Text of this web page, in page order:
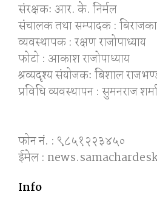
संरक्षकः आर. के. निर्मल
संचालक तथा सम्पादक :
व्यवस्थापक : रक्षण राजोपाध्याय
फोटो : आकाश राजोपाध्याय
श्रव्यदृश्य संयोजकः बिशाल
प्रविधि व्यवस्थापन : सुमनराज
फोन नं. : ९८५१२२३४५०
ईमेल :
Info